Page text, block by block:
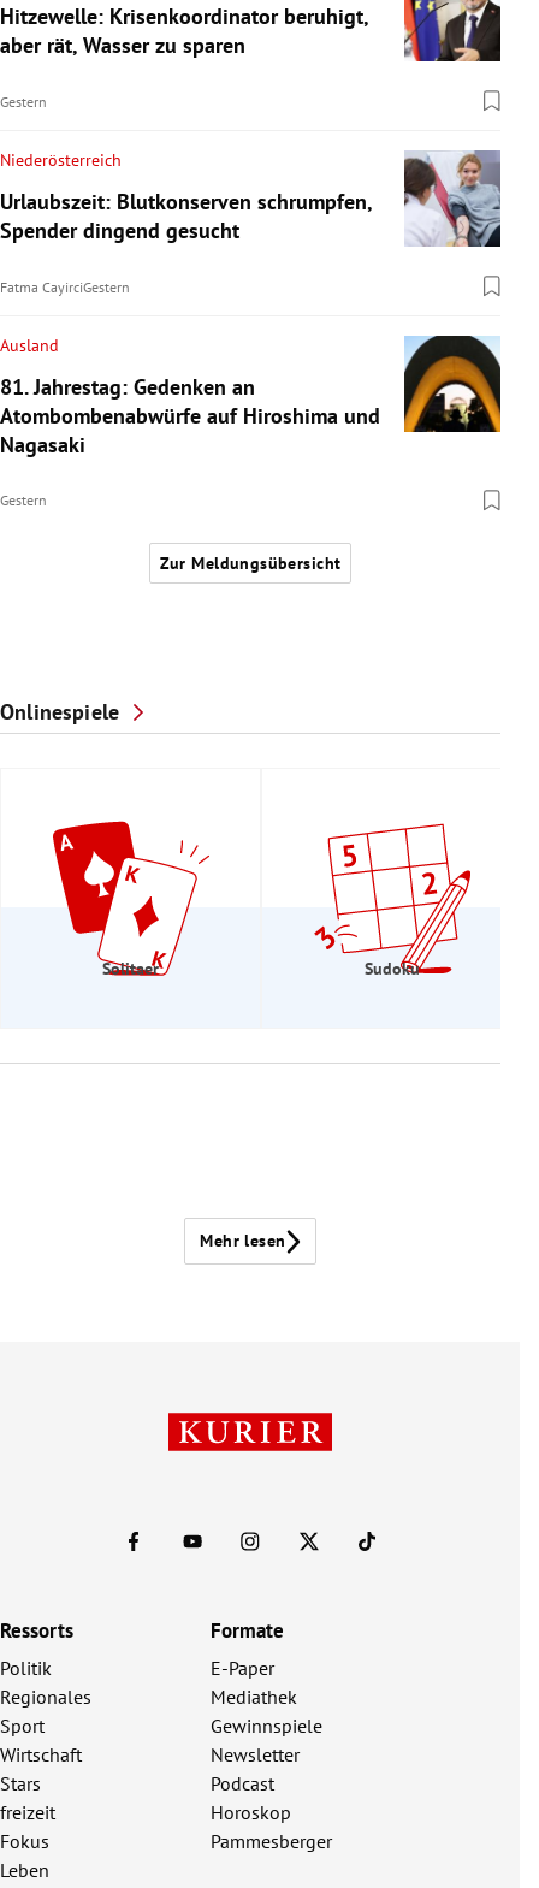
Hitzewelle: Krisenkoordinator beruhigt,
aber rät, Wasser zu sparen
Gestern
Niederösterreich
Urlaubszeit: Blutkonserven schrumpfen,
Spender dingend gesucht
Fatma CayirciGestern
Ausland
81. Jahrestag: Gedenken an
Atombombenabwürfe auf Hiroshima und
Nagasaki
Gestern
Zur Meldungsübersicht
Onlinespiele
Solitaer Sudoku
Mehr lesen
Ressorts
Politik
Regionales
Sport
Wirtschaft
Stars
freizeit
Fokus
Leben
Formate
E-Paper
Mediathek
Gewinnspiele
Newsletter
Podcast
Horoskop
Pammesberger